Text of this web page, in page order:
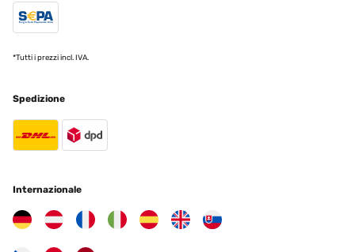
*Tutti i prezzi incl. IVA.
Spedizione
Internazionale